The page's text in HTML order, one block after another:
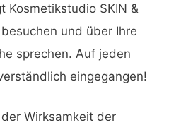
Kosmetikstudio SKIN &
und über Ihre
sprechen. Auf jeden
eingegangen!
Wirksamkeit der